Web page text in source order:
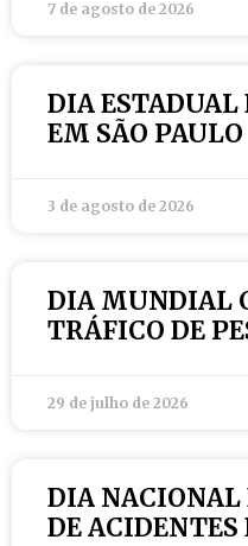
7 de agosto de 2026
DIA ESTADUAL
EM SÃO PAULO
3 de agosto de 2026
DIA MUNDIAL
TRÁFICO DE
29 de julho de 2026
DIA NACIONAL
DE